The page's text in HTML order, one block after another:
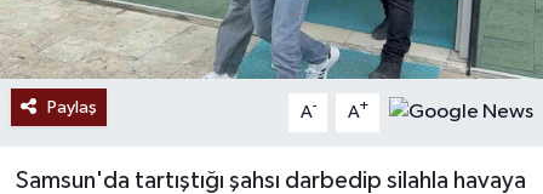
Paylaş A- A+
Samsun'da tartıştığı şahsı darbedip silahla havaya